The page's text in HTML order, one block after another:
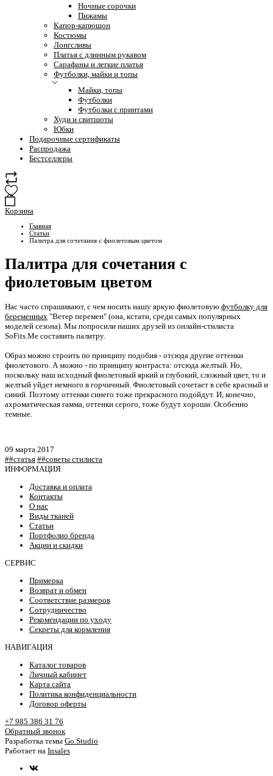
Ночные сорочки
Пижамы
Капор-капюшон
Костюмы
Лонгсливы
Платья с длинным рукавом
Сарафаны и легкие платья
Футболки, майки и топы
Майки, топы
Футболки
Футболки с принтами
Худи и свитшоты
Юбки
Подарочные сертификаты
Распродажа
Бестселлеры
Корзина
Главная
Статьи
Палитра для сочетания с фиолетовым цветом
Палитра для сочетания с
фиолетовым цветом
Нас часто спрашивают, с чем носить нашу яркую фиолетовую футболку для
беременных "Ветер перемен" (она, кстати, среди самых популярных
моделей сезона). Мы попросили наших друзей из онлайн-стилиста
SoFits.Me составить палитру.
Образ можно строить по принципу подобия - отсюда другие оттенки
фиолетового. А можно - по принципу контраста: отсюда желтый. Но,
поскольку наш исходный фиолетовый яркий и глубокий, сложный цвет, то и
желтый уйдет немного в горчичный. Фиолетовый сочетает в себе красный и
синий. Поэтому оттенки синего тоже прекрасного подойдут. И, конечно,
ахроматическая гамма, оттенки серого, тоже будут хороши. Особенно
темные.
09 марта 2017
##статья ##советы стилиста
ИНФОРМАЦИЯ
Доставка и оплата
Контакты
О нас
Виды тканей
Статьи
Портфолио бренда
Акции и скидки
СЕРВИС
Примерка
Возврат и обмен
Соответствие размеров
Сотрудничество
Рекомендации по уходу
Секреты для кормления
НАВИГАЦИЯ
Каталог товаров
Личный кабинет
Карта сайта
Политика конфиденциальности
Договор оферты
+7 985 386 31 76
Обратный звонок
Разработка темы Go.Studio
Работает на Insales